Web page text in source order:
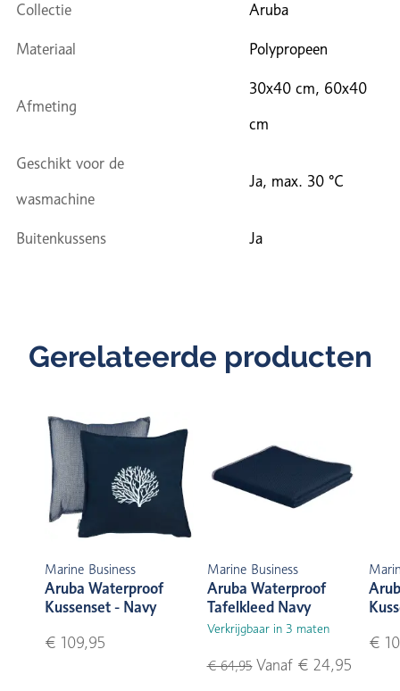
Collectie Aruba
Materiaal Polypropeen
Afmeting
30x40 cm, 60x40
cm
Geschikt voor de
wasmachine
Ja, max. 30 °C
Buitenkussens Ja
Gerelateerde producten
Marine Business
Aruba Waterproof
Kussenset - Navy
€ 109,95
Marine Business
Aruba Waterproof
Tafelkleed Navy
Verkrijgbaar in 3 maten
€ 64,95Vanaf € 24,95
€